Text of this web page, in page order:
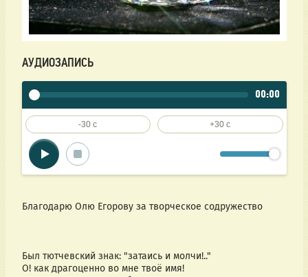
АУДИОЗАПИСЬ
00:00
-30 c +30 c
Благодарю Олю Егорову за творческое содружество
Был тютчевский знак: "затаись и молчи!.."
О! как драгоценно во мне твоё имя!